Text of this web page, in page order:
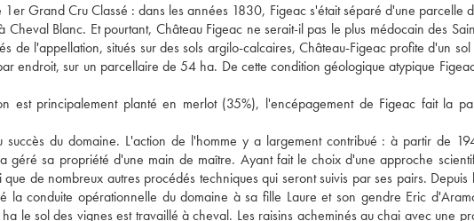
Grand Cru Classé : dans les années 1830, Figeac s'était séparé d'une parcelle
Blanc. Et pourtant, Château Figeac ne serait-il pas le plus médocain des
de l'appellation, situés sur des sols argilo-calcaires, Château-Figeac profite d'un
endroit, sur un parcellaire de 54 ha. De cette condition géologique atypique
est principalement planté en merlot (35%), l'encépagement de Figeac fait la
du domaine. L'action de l'homme y a largement contribué : à partir de
géré sa propriété d'une main de maître. Ayant fait le choix d'une approche
de nombreux autres procédés techniques qui seront suivis par ses pairs. Depuis
la conduite opérationnelle du domaine à sa fille Laure et son gendre Eric
le sol des vignes est travaillé à cheval. Les raisins acheminés au chai avec une